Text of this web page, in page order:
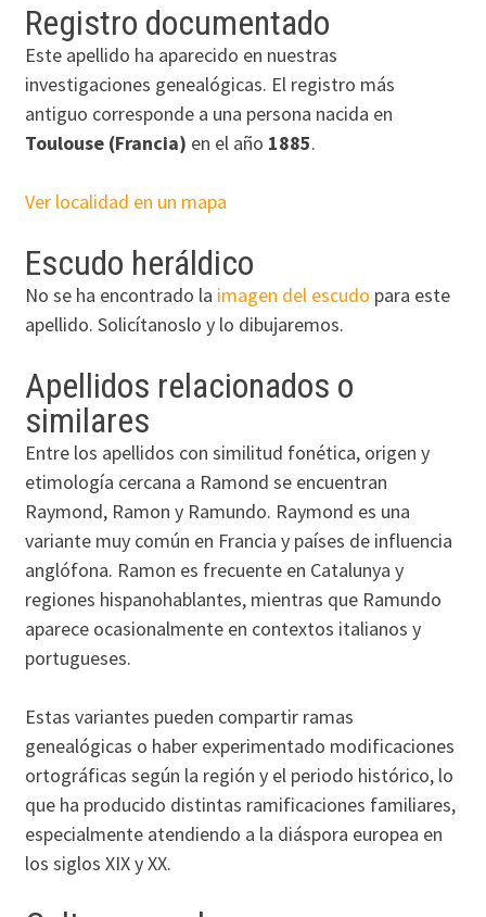
Registro documentado
Este apellido ha aparecido en nuestras
investigaciones genealógicas. El registro más
antiguo corresponde a una persona nacida en
Toulouse (Francia) en el año 1885.
Ver localidad en un mapa
Escudo heráldico
No se ha encontrado la imagen del escudo para este
apellido. Solicítanoslo y lo dibujaremos.
Apellidos relacionados o
similares
Entre los apellidos con similitud fonética, origen y
etimología cercana a Ramond se encuentran
Raymond, Ramon y Ramundo. Raymond es una
variante muy común en Francia y países de influencia
anglófona. Ramon es frecuente en Catalunya y
regiones hispanohablantes, mientras que Ramundo
aparece ocasionalmente en contextos italianos y
portugueses.
Estas variantes pueden compartir ramas
genealógicas o haber experimentado modificaciones
ortográficas según la región y el periodo histórico, lo
que ha producido distintas ramificaciones familiares,
especialmente atendiendo a la diáspora europea en
los siglos XIX y XX.